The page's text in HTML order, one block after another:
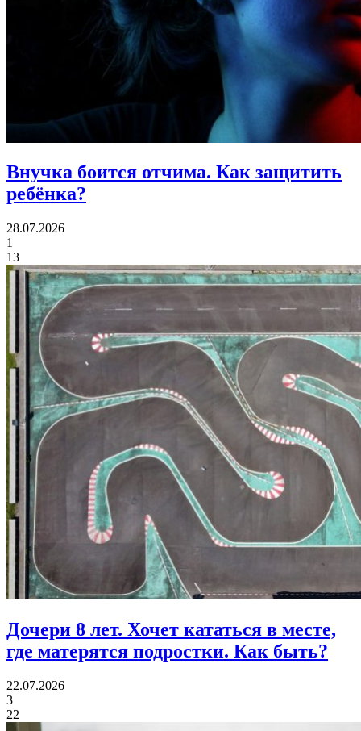
Внучка боится отчима. Как защитить
ребёнка?
28.07.2026
1
13
Дочери 8 лет. Хочет кататься в месте,
где матерятся подростки. Как быть?
22.07.2026
3
22